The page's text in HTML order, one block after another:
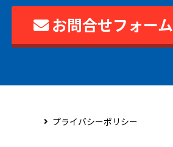
お問合せフォーム
プライバシーポリシー